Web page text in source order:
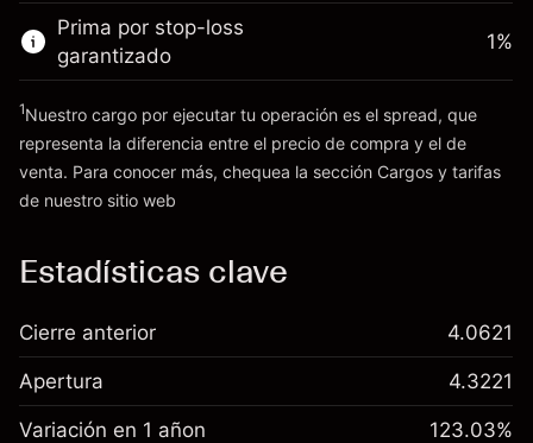
Ir a la plataforma
Dinero del apalancamiento ~ $
Prima por stop-loss
garantizado
Cargos
1%
1Nuestro cargo por ejecutar tu operación es el spread, que
representa la diferencia entre el precio de compra y el de
venta. Para conocer más, chequea la sección Cargos y tarifas
de nuestro sitio web
Estadísticas clave
Cierre anterior 4.0621
Apertura 4.3221
Variación en 1 añon 123.03%